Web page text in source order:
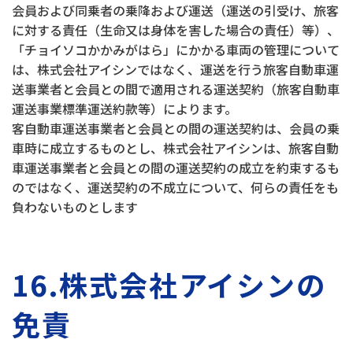
会員および同乗者の乗降および運送（運送の引受け、旅客
に対する責任（生命又は身体を害した場合の責任）等）、
「チョイソコかかみがはら」にかかる車両の管理について
は、株式会社アイシンではなく、運送を行う旅客自動車運
送事業者と会員との間で適用される運送契約（旅客自動車
運送事業標準運送約款等）によります。
客自動車運送事業者と会員との間の運送契約は、会員の乗
車時に成立するものとし、株式会社アイシンは、旅客自動
車運送事業者と会員との間の運送契約の成立を約束するも
のではなく、運送契約の不成立について、何らの責任をも
負わないものとします
16.株式会社アイシンの
免責